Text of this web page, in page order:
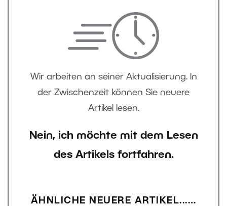
Wir arbeiten an seiner Aktualisierung. In
der Zwischenzeit können Sie neuere
Artikel lesen.
Nein, ich möchte mit dem Lesen
des Artikels fortfahren.
ÄHNLICHE NEUERE ARTIKEL...…